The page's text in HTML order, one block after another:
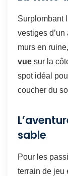
Surplombant
vestiges
murs en
vue sur la
spot idéal
coucher du
sable
Pour les
terrain de jeu